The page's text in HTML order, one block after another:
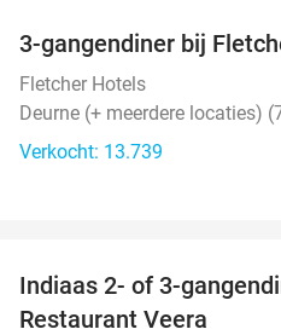
3-gangendiner bij
Fletcher Hotels
Deurne (+ meerdere locaties)
Verkocht: 13.739
Indiaas 2- of 3-
Restaurant Veera